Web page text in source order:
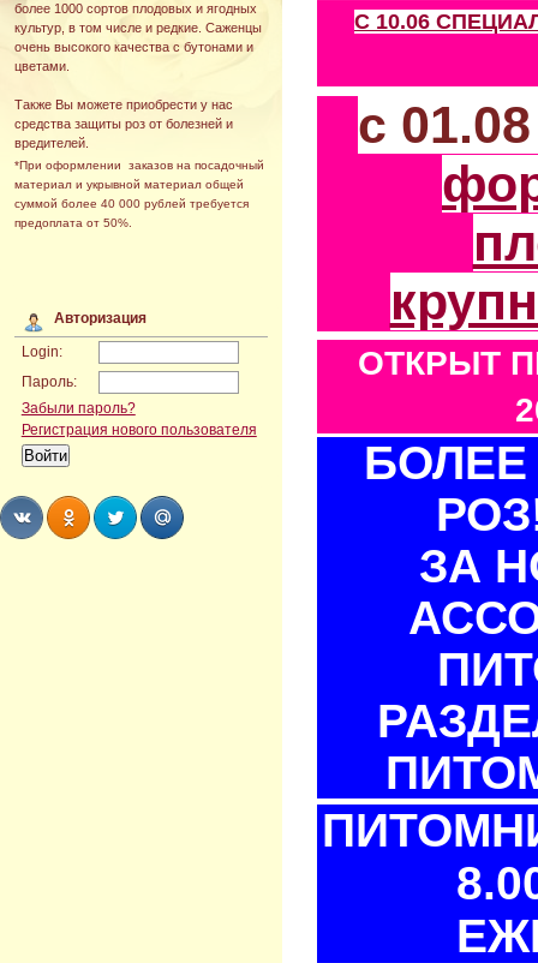
более 1000 сортов плодовых и ягодных
культур, в том числе и редкие. Саженцы
очень высокого качества с бутонами и
цветами.
Также Вы можете приобрести у нас
средства защиты роз от болезней и
вредителей.
*При оформлении заказов на посадочный
материал и укрывной материал общей
суммой более 40 000 рублей требуется
предоплата от 50%.
Авторизация
Login:
Пароль:
Забыли пароль?
Регистрация нового пользователя
С 10.06
с
ОТКРЫТ
БОЛЕЕ
ЗА